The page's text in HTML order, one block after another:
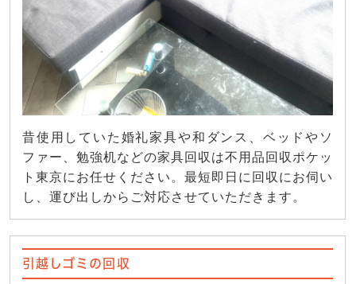
昔使用していた婚礼家具や和ダンス、ベッドやソ
ファー、勉強机などの家具回収は不用品回収ポケッ
ト東京にお任せください。最短即日に回収にお伺い
し、運び出しからご対応させていただきます。
引越しゴミの回収